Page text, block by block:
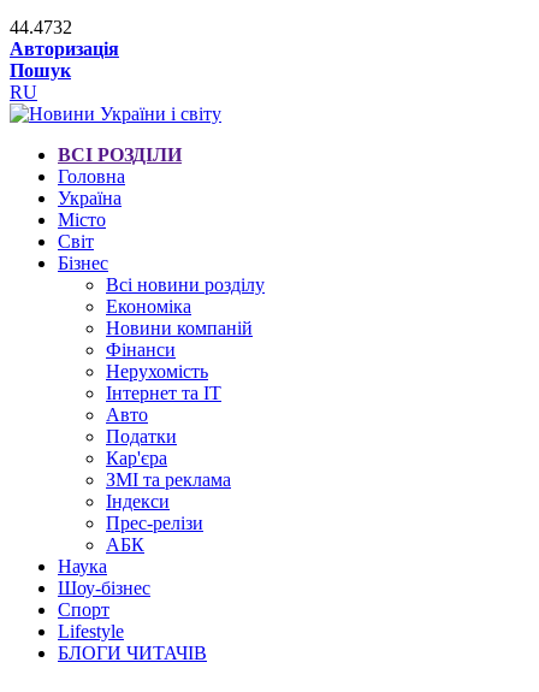
44.4732
Авторизація
Пошук
RU
ВСІ РОЗДІЛИ
Головна
Україна
Місто
Світ
Бізнес
Всі новини розділу
Економіка
Новини компаній
Фінанси
Нерухомість
Інтернет та IT
Авто
Податки
Кар'єра
ЗМІ та реклама
Індекси
Прес-релізи
АБК
Наука
Шоу-бізнес
Спорт
Lifestyle
БЛОГИ ЧИТАЧІВ